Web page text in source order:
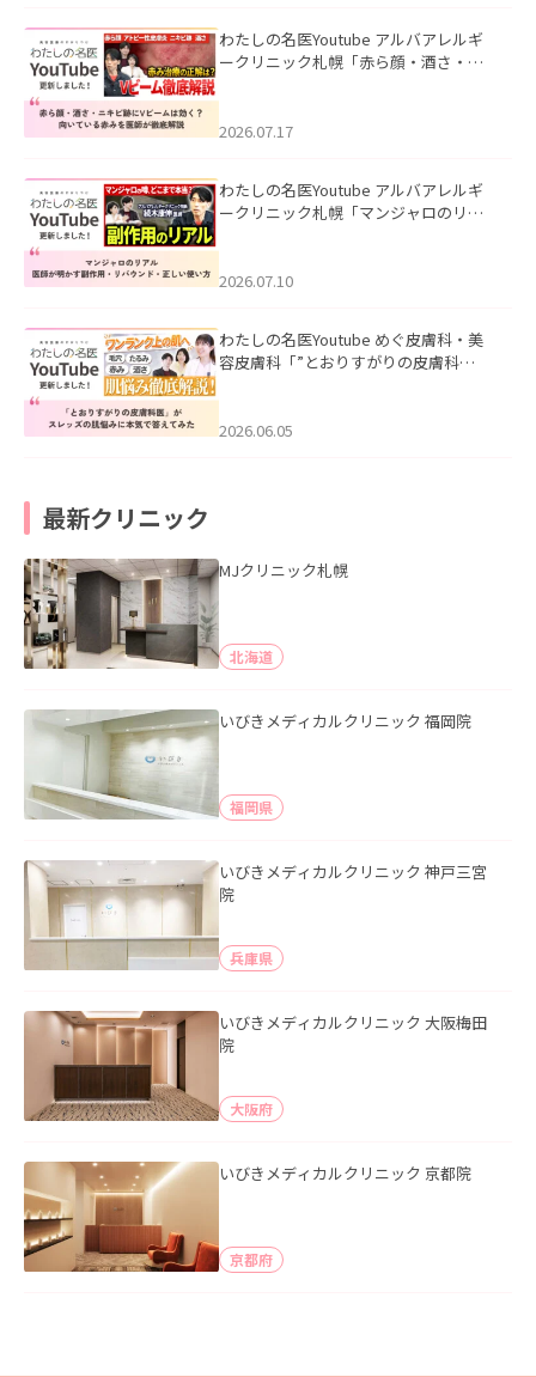
わたしの名医Youtube アルバアレルギ
ークリニック札幌「赤ら顔・酒さ・ニ
した。
2026.07.17
わたしの名医Youtube アルバアレルギ
ークリニック札幌「マンジャロのリア
た。
2026.07.10
わたしの名医Youtube めぐ皮膚科・美
容皮膚科「”とおりすがりの皮膚科
2026.06.05
最新クリニック
MJクリニック札幌
北海道
いびきメディカルクリニック 福岡院
福岡県
いびきメディカルクリニック 神戸三宮
院
兵庫県
いびきメディカルクリニック 大阪梅田
院
大阪府
いびきメディカルクリニック 京都院
京都府